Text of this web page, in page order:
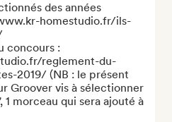
des années
homestudio.fr/ils-
concours :
reglement-du-
2019/ (NB : le présent
Groover vis à sélectionner
1 morceau qui sera ajouté à